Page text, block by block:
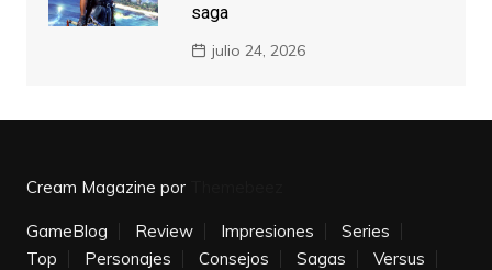
saga
julio 24, 2026
Cream Magazine por
GameBlog Review Impresiones
Series
Top
Personajes Consejos Sagas Versus